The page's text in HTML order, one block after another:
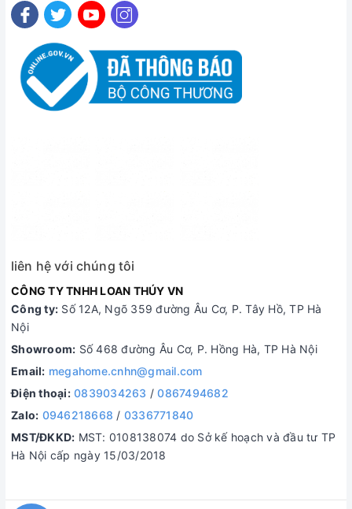
liên hệ với chúng tôi
CÔNG TY TNHH LOAN THÚY VN
Công ty: Số 12A, Ngõ 359 đường Âu Cơ, P. Tây Hồ, TP Hà
Nội
Showroom: Số 468 đường Âu Cơ, P. Hồng Hà, TP Hà Nội
Email: megahome.cnhn@gmail.com
Điện thoại: 0839034263 /0867494682
Zalo: 0946218668 / 0336771840
MST/ĐKKD: MST: 0108138074 do Sở kế hoạch và đầu tư TP
Hà Nội cấp ngày 15/03/2018